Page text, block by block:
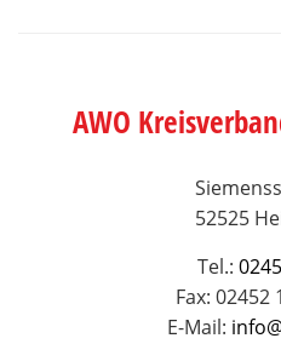
AWO
52525
Tel.:
Fax: 02452
E-Mail: